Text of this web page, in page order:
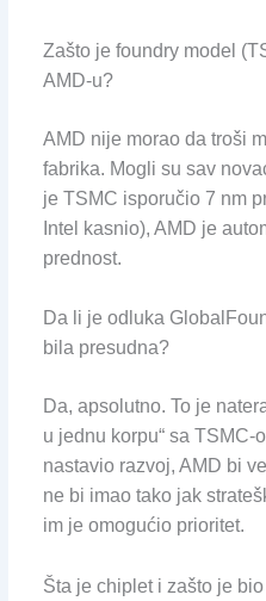
Zašto je foundry model
AMD-u?
AMD nije morao da troši
fabrika. Mogli su sav
je TSMC isporučio 7 nm
Intel kasnio), AMD je
prednost.
Da li je odluka
bila presudna?
Da, apsolutno. To je
u jednu korpu“ sa
nastavio razvoj, AMD bi
ne bi imao tako jak
im je omogućio prioritet.
Šta je chiplet i zašto je bio